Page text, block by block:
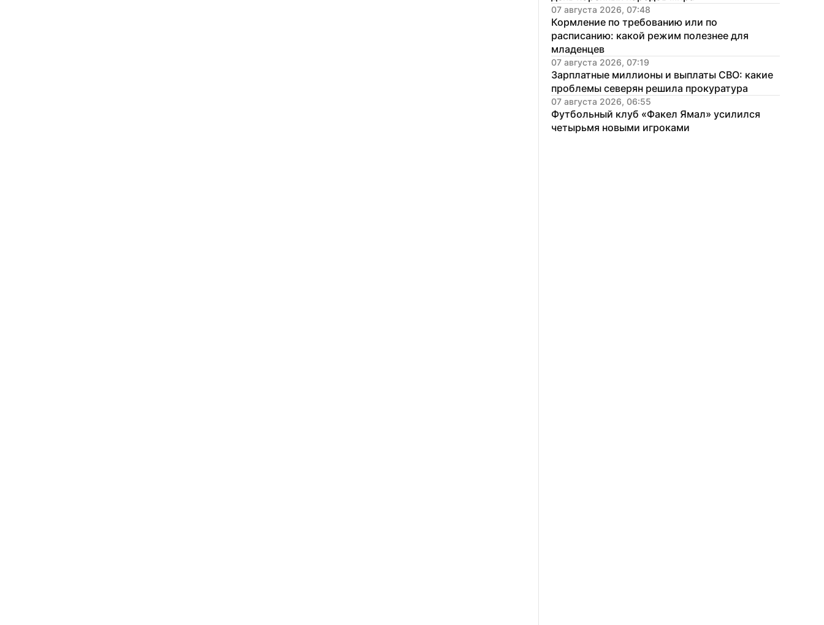
07 августа 2026, 07:48
Кормление по требованию или по
расписанию: какой режим полезнее для
младенцев
07 августа 2026, 07:19
Зарплатные миллионы и выплаты СВО: какие
проблемы северян решила прокуратура
07 августа 2026, 06:55
Футбольный клуб «Факел Ямал» усилился
четырьмя новыми игроками